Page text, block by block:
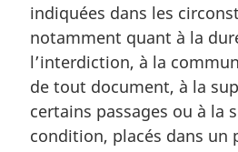
g
i
n
a
e
:
indiquées dans les
notamment quant à la
l’interdiction, à la
de tout document, à la
certains passages ou à la
condition, placés dans un